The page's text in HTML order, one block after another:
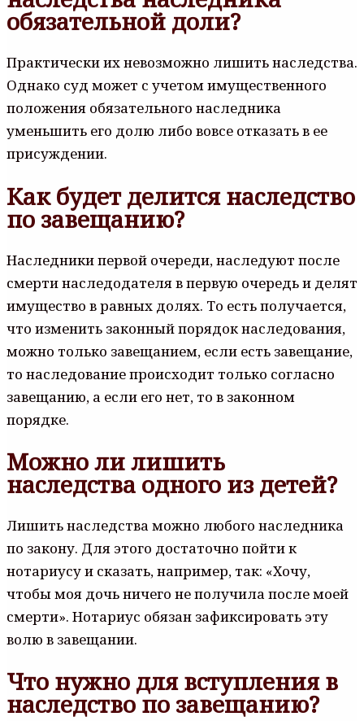
обязательной доли?
Практически их невозможно лишить наследства.
Однако суд может с учетом имущественного
положения обязательного наследника
уменьшить его долю либо вовсе отказать в ее
присуждении.
Как будет делится наследство
по завещанию?
Наследники первой очереди, наследуют после
смерти наследодателя в первую очередь и делят
имущество в равных долях. То есть получается,
что изменить законный порядок наследования,
можно только завещанием, если есть завещание,
то наследование происходит только согласно
завещанию, а если его нет, то в законном
порядке.
Можно ли лишить
наследства одного из детей?
Лишить наследства можно любого наследника
по закону. Для этого достаточно пойти к
нотариусу и сказать, например, так: «Хочу,
чтобы моя дочь ничего не получила после моей
смерти». Нотариус обязан зафиксировать эту
волю в завещании.
Что нужно для вступления в
наследство по завещанию?